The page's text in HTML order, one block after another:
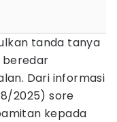
tanda tanya
beredar
Dari informasi
2025) sore
kepada